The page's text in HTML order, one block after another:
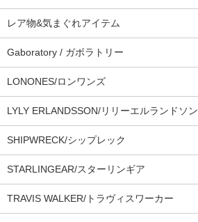
レア物&気まぐれアイテム
Gaboratory / ガボラトリー
LONONES/ロンワンズ
LYLY ERLANDSSON/リリーエルランドソン
SHIPWRECK/シップレック
STARLINGEAR/スターリンギア
TRAVIS WALKER/トラヴィスワーカー